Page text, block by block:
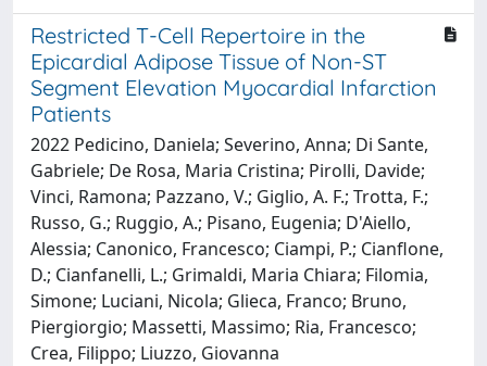
Restricted T-Cell Repertoire in the
Epicardial Adipose Tissue of Non-ST
Segment Elevation Myocardial Infarction
Patients
2022 Pedicino, Daniela; Severino, Anna; Di Sante,
Gabriele; De Rosa, Maria Cristina; Pirolli, Davide;
Vinci, Ramona; Pazzano, V.; Giglio, A. F.; Trotta, F.;
Russo, G.; Ruggio, A.; Pisano, Eugenia; D'Aiello,
Alessia; Canonico, Francesco; Ciampi, P.; Cianflone,
D.; Cianfanelli, L.; Grimaldi, Maria Chiara; Filomia,
Simone; Luciani, Nicola; Glieca, Franco; Bruno,
Piergiorgio; Massetti, Massimo; Ria, Francesco;
Crea, Filippo; Liuzzo, Giovanna